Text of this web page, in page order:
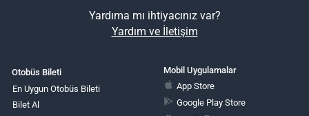
Yardıma mı ihtiyacınız var?
Yardım ve İletişim
Otobüs Bileti
En Uygun Otobüs Bileti
Bilet Al
Mobil Uygulamalar
App Store
Google Play Store